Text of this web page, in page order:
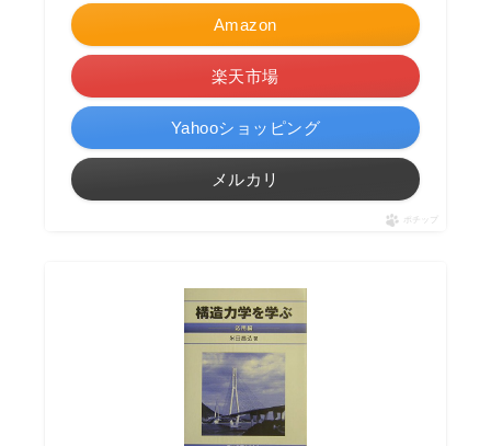
Amazon
楽天市場
Yahooショッピング
メルカリ
ポチップ